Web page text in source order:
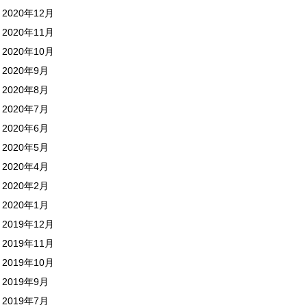
2020年12月
2020年11月
2020年10月
2020年9月
2020年8月
2020年7月
2020年6月
2020年5月
2020年4月
2020年2月
2020年1月
2019年12月
2019年11月
2019年10月
2019年9月
2019年7月